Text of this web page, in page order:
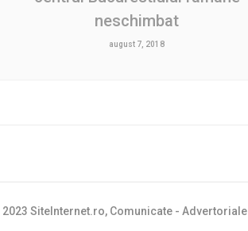
neschimbat
august 7, 2018
SiteInternet.ro, Comunicate - Advertoriale